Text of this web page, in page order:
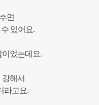
면
있어요.
이었는데요.
강해서
라고요.